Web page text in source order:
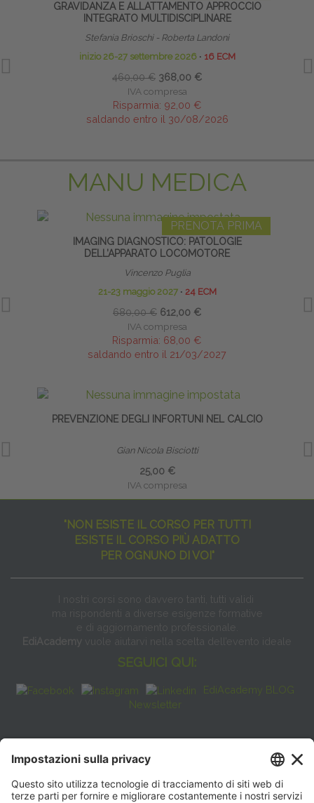
GRAVIDANZA E ALLATTAMENTO APPROCCIO
INTEGRATO MULTIDISCIPLINARE
Stefania Brioschi - Roberta Landoni
inizio 26-27 settembre 2026 ∙ 16 ECM
460,00 € 368,00 €
IVA compresa
Risparmia: 92,00 €
saldando entro il 30/08/2026
MANU MEDICA
PRENOTA PRIMA
IMAGING DIAGNOSTICO: PATOLOGIE
DELL’APPARATO LOCOMOTORE
Vincenzo Puglia
21-23 maggio 2027 ∙ 24 ECM
680,00 € 612,00 €
IVA compresa
Risparmia: 68,00 €
saldando entro il 21/03/2027
PREVENZIONE DEGLI INFORTUNI NEL CALCIO
Gian Nicola Bisciotti
25,00 €
IVA compresa
"NON ESISTE IL CORSO PER TUTTI
ESISTE IL CORSO PIÙ ADATTO
PER OGNUNO DI VOI"
I nostri corsi sono davvero tanti, tutti validi
ma rispondenti a diverse esigenze formative
e di aggiornamento professionale.
EdiAcademy vuole aiutarvi nella scelta dell’evento ideale
SEGUICI QUI:
EdiAcademy BLOG
Newsletter
FAQ
CONTATTI